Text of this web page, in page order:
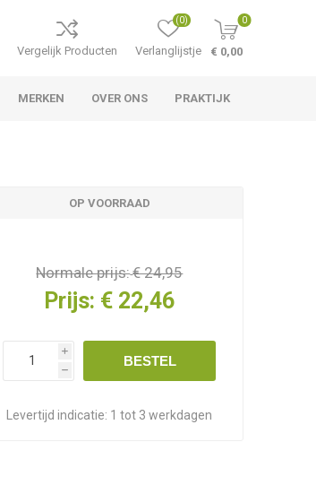
Vergelijk Producten Verlanglijstje
(0) 0
€ 0,00
MERKEN OVER ONS PRAKTIJK
OP VOORRAAD
Normale prijs:€ 24,95
Prijs: € 22,46
i
h
BESTEL
Levertijd indicatie: 1 tot 3 werkdagen